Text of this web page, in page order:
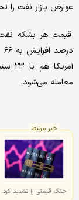
عوارض بازار نفت را
معامله می‌شود.
خبر مرتبط
جنگ قیمتی را تشدید کرد.